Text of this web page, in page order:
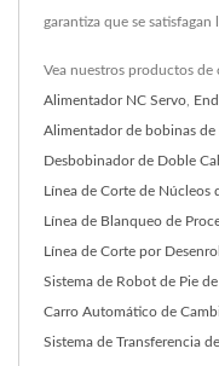
garantiza que se satisfagan
Vea nuestros productos de
Alimentador NC Servo
Alimentador de bobinas de
Desbobinador de Doble
Línea de Corte de Núcleos
Línea de Blanqueo de
Línea de Corte por
Sistema de Robot de Pie
Carro Automático de
Sistema de Transferencia